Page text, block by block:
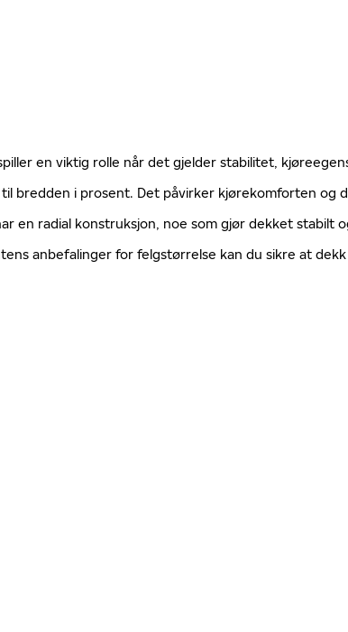
en viktig rolle når det gjelder stabilitet,
bredden i prosent. Det påvirker kjørekomforten og
radial konstruksjon, noe som gjør dekket stabilt
anbefalinger for felgstørrelse kan du sikre at